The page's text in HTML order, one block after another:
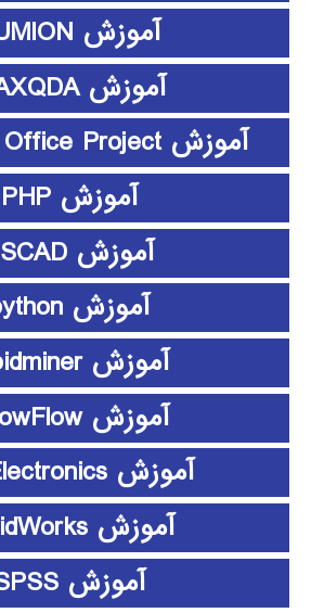
آموزش LUMION
آموزش MAXQDA
آموزش Microsoft Office Project
آموزش PHP
آموزش PSCAD
آموزش python
آموزش rapidminer
آموزش ShowFlow
آموزش SimElectronics
آموزش SolidWorks
آموزش SPSS